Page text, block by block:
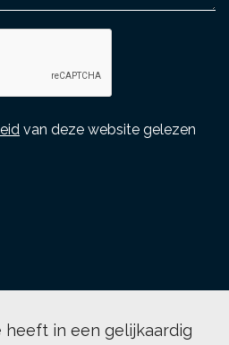
van deze website gelezen
heeft in een gelijkaardig